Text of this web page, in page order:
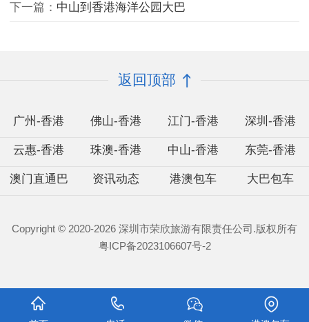
下一篇： 中山到香港海洋公园大巴
返回顶部
广州-香港 佛山-香港 江门-香港 深圳-香港
云惠-香港 珠澳-香港 中山-香港 东莞-香港
澳门直通巴 资讯动态 港澳包车 大巴包车
Copyright © 2020-2026 深圳市荣欣旅游有限责任公司.版权所有
粤ICP备2023106607号-2